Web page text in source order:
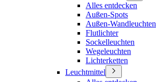
Alles entdecken
Außen-Spots
Außen-Wandleuchten
Flutlichter
Sockelleuchten
Wegeleuchten
Lichterketten
Leuchtmittel